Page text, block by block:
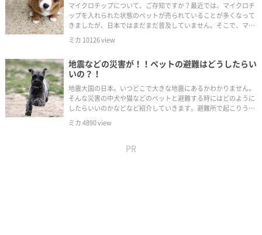
マイクロチップについて、ご存知ですか？最近では、マイクロチ
ップを入れられた状態のペットが売られていることが多くなって
きましたが、日本ではまだまだ普及していません。そこで、マイ
クロチップとは一体どんなものなの？何の役目があるの？埋め込
むってどういうこと？など疑問が出でくると思います。
ミカ 10126view
地震などの災害が！！ペットの避難はどうしたらい
いの？！
地震大国の日本。いつどこで大きな地震にあるかわかりません。
そんな災害の中犬や猫などのペットと避難する時にはどのように
したらいいのかなどなど紹介していきます。避難所で起こりうる
トラブルとは？？
ミカ4890view
PR